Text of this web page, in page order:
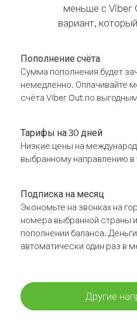
меньше с Viber
вариант,
Пополнение счёта
Сумма пополнения будет
немедленно. Оплачивайте
счёта Viber Out по
Тарифы на 30 дней
Низкие цены на
выбранному направлению в
Подписка на месяц
Экономьте на звонках на
номера выбранной страны
пополнении баланса.
автоматически один раз в
Другие